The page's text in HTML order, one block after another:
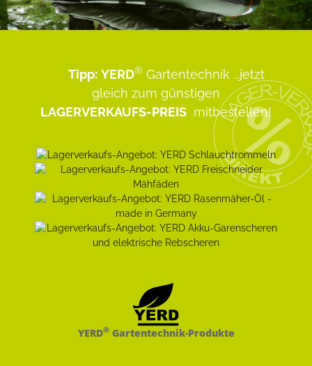
Tipp: YERD® Gartentechnik ...jetzt
gleich zum günstigen
LAGERVERKAUFS-PREIS mitbestellen!
YERD®Gartentechnik-Produkte